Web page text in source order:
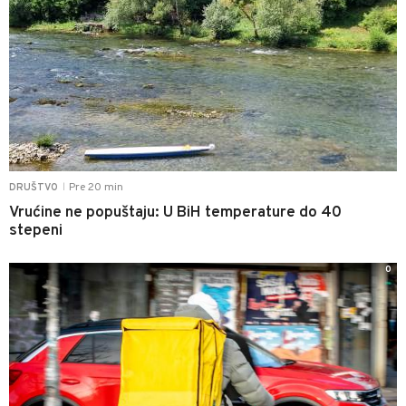
DRUŠTVO Pre 20 min
Vrućine ne popuštaju: U BiH temperature do 40
stepeni
0